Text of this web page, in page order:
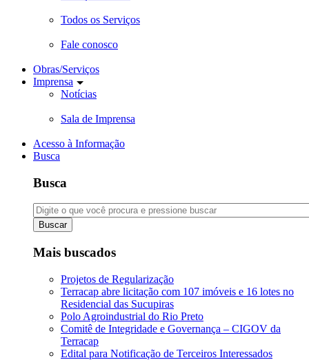
Todos os Serviços
Fale conosco
Obras/Serviços
Imprensa
Notícias
Sala de Imprensa
Acesso à Informação
Busca
Busca
Buscar
Mais buscados
Projetos de Regularização
Terracap abre licitação com 107 imóveis e 16 lotes no
Residencial das Sucupiras
Polo Agroindustrial do Rio Preto
Comitê de Integridade e Governança – CIGOV da
Terracap
Edital para Notificação de Terceiros Interessados